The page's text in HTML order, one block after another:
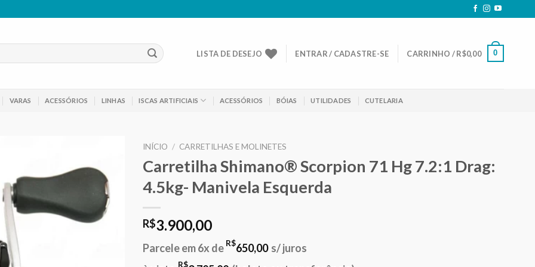
LISTA DE DESEJO ENTRAR / CADASTRE-SE CARRINHO /R$0,00 0
VARAS ACESSÓRIOS LINHAS ISCAS ARTIFICIAIS ACESSÓRIOS BÓIAS UTILIDADES CUTELARIA
Adicionar
aos meus
desejos
INÍCIO / CARRETILHAS E MOLINETES
Carretilha Shimano® Scorpion 71 Hg 7.2:1 Drag:
4.5kg- Manivela Esquerda
R$3.900,00
Parcele em 6x de R$650,00 s/ juros
R$